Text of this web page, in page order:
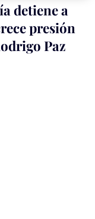
detiene a
presión
Paz